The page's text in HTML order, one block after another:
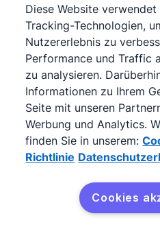
Auch soziale Medien
Peeks an. Teilen Sie
Bilder auf Plattformen
Facebook und kündigen
an, die nur am Black
Vorschauen schaffen
Marke in den Köpfen
7. Neue
Diese Website
Tracking-Technologien,
Nutzererlebnis zu
Performance und Traffic
zu analysieren.
Informationen zu Ihrem
Seite mit unseren
Werbung und Analytics.
finden Sie in unserem:
Richtlinie
Cookies